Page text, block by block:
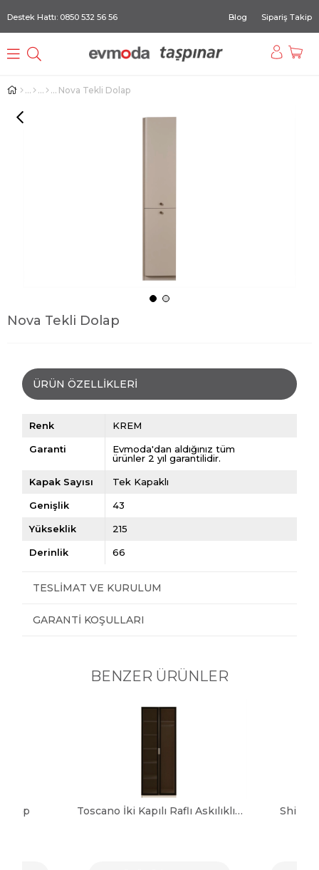
Destek Hattı: 0850 532 56 56 Blog Sipariş Takip
Nova Tekli Dolap
Nova Tekli Dolap
ÜRÜN ÖZELLIKLERI
Renk KREM
Garanti
Evmoda'dan aldığınız tüm
ürünler 2 yıl garantilidir.
Kapak Sayısı Tek Kapaklı
Genişlik 43
Yükseklik 215
Derinlik 66
TESLIMAT VE KURULUM
GARANTI KOŞULLARI
BENZER ÜRÜNLER
Toscano İki Kapılı Raflı Askılıklı Dolap Shine